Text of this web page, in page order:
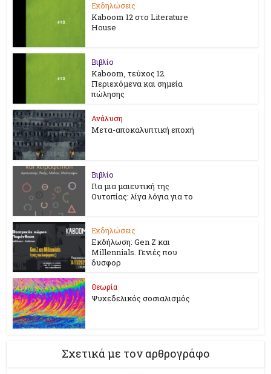
Εκδηλώσεις
Kaboom 12 στο Literature
House
Βιβλίο
Kaboom, τεύχος 12.
Περιεχόμενα και σημεία
πώλησης
Ανάλυση
Μετα-αποκαλυπτική εποχή
Βιβλίο
Για μια μαιευτική της
Ουτοπίας: λίγα λόγια για το
Εκδηλώσεις
Εκδήλωση: Gen Z και
Millennials. Γενιές που
δυσφορ
Θεωρία
Ψυχεδελικός σοσιαλισμός
Σχετικά με τον αρθρογράφο